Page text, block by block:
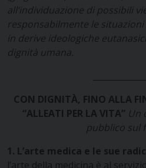
all’individuazione di possibili
responsabilmente le
in derive ideologiche
dignità umana.
CON DIGNITÀ, FINO ALLA
“ALLEATI PER LA VITA” Un
pubblico sul
1. L’arte medica e le sue
l’arte della medicina è al